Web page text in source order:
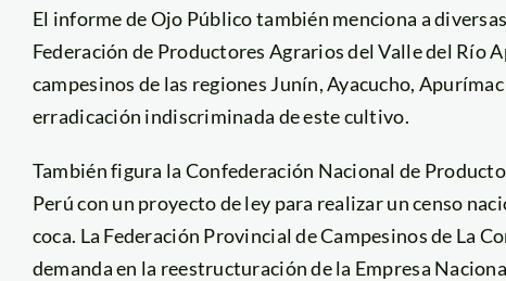
El informe de Ojo Público también menciona a
Federación de Productores Agrarios del Valle del Río
campesinos de las regiones Junín, Ayacucho,
erradicación indiscriminada de este cultivo.
También figura la Confederación Nacional de
Perú con un proyecto de ley para realizar un censo
coca. La Federación Provincial de Campesinos de La
demanda en la reestructuración de la Empresa